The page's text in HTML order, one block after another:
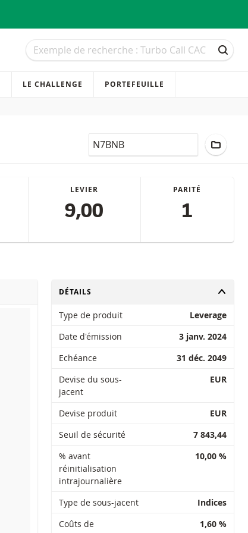
Recherche
Recherche
LE CHALLENGE PORTEFEUILLE
LocalCode
LEVIER
9,00
PARITÉ
1
CHANGER
DÉTAILS
Type de produit
Leverage
Date d'émission
3 janv. 2024
Echéance
31 déc. 2049
Devise du sous-
jacent
EUR
Devise produit
EUR
Seuil de sécurité
7 843,44
% avant
réinitialisation
intrajournalière
10,00 %
Type de sous-jacent
Indices
Coûts de
1,60 %